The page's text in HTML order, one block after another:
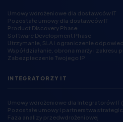
Umowy wdrożeniowe dla dostawców IT
Pozostałe umowy dla dostawców IT
Product Discovery Phase
Software Development Phase
Utrzymanie, SLA i ograniczenie
Współdziałanie, obrona marży i zakresu
Zabezpieczenie Twojego IP
INTEGRATORZY IT
Umowy wdrożeniowe dla Integratorów IT
Pozostałe umowy i partnerstwa
Faza analizy przedwdrożeniowej